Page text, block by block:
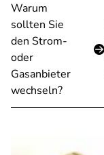
Warum
sollten Sie
den Strom-
oder
Gasanbieter
wechseln?